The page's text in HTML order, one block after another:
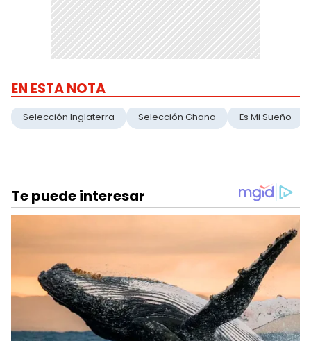
EN ESTA NOTA
Selección Inglaterra Selección Ghana Es Mi Sueño